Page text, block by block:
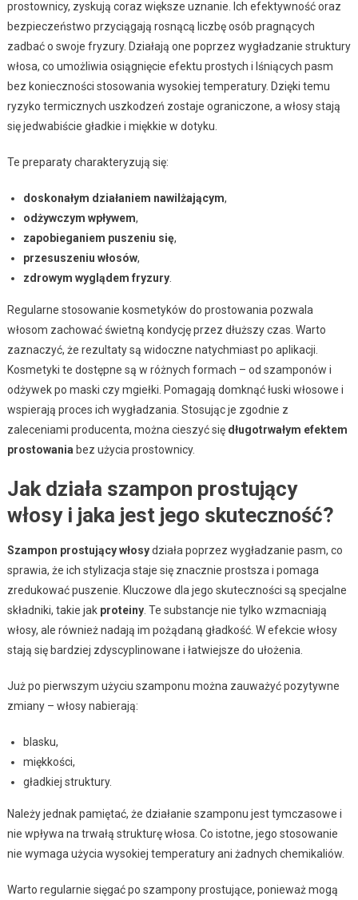
prostownicy, zyskują coraz większe uznanie. Ich efektywność oraz
bezpieczeństwo przyciągają rosnącą liczbę osób pragnących
zadbać o swoje fryzury. Działają one poprzez wygładzanie struktury
włosa, co umożliwia osiągnięcie efektu prostych i lśniących pasm
bez konieczności stosowania wysokiej temperatury. Dzięki temu
ryzyko termicznych uszkodzeń zostaje ograniczone, a włosy stają
się jedwabiście gładkie i miękkie w dotyku.
Te preparaty charakteryzują się:
doskonałym działaniem nawilżającym,
odżywczym wpływem,
zapobieganiem puszeniu się,
przesuszeniu włosów,
zdrowym wyglądem fryzury.
Regularne stosowanie kosmetyków do prostowania pozwala
włosom zachować świetną kondycję przez dłuższy czas. Warto
zaznaczyć, że rezultaty są widoczne natychmiast po aplikacji.
Kosmetyki te dostępne są w różnych formach – od szamponów i
odżywek po maski czy mgiełki. Pomagają domknąć łuski włosowe i
wspierają proces ich wygładzania. Stosując je zgodnie z
zaleceniami producenta, można cieszyć się długotrwałym efektem
prostowania bez użycia prostownicy.
Jak działa szampon prostujący
włosy i jaka jest jego skuteczność?
Szampon prostujący włosydziała poprzez wygładzanie pasm, co
sprawia, że ich stylizacja staje się znacznie prostsza i pomaga
zredukować puszenie. Kluczowe dla jego skuteczności są specjalne
składniki, takie jak proteiny. Te substancje nie tylko wzmacniają
włosy, ale również nadają im pożądaną gładkość. W efekcie włosy
stają się bardziej zdyscyplinowane i łatwiejsze do ułożenia.
Już po pierwszym użyciu szamponu można zauważyć pozytywne
zmiany – włosy nabierają:
blasku,
miękkości,
gładkiej struktury.
Należy jednak pamiętać, że działanie szamponu jest tymczasowe i
nie wpływa na trwałą strukturę włosa. Co istotne, jego stosowanie
nie wymaga użycia wysokiej temperatury ani żadnych chemikaliów.
Warto regularnie sięgać po szampony prostujące, ponieważ mogą